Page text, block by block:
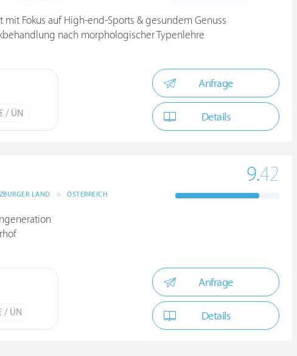
mit Fokus auf High-end-Sports & gesundem Genuss
nach morphologischer Typenlehre
/ ÜN
Anfrage
Details
LAND > ÖSTERREICH
9.42
/ ÜN
Anfrage
Details